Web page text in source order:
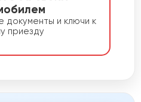
документы и ключи к
приезду